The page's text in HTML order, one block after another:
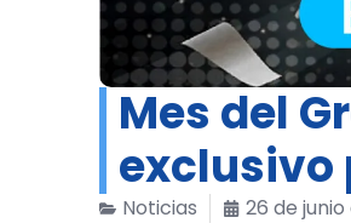
Mes del
exclusivo
Noticias
26 de